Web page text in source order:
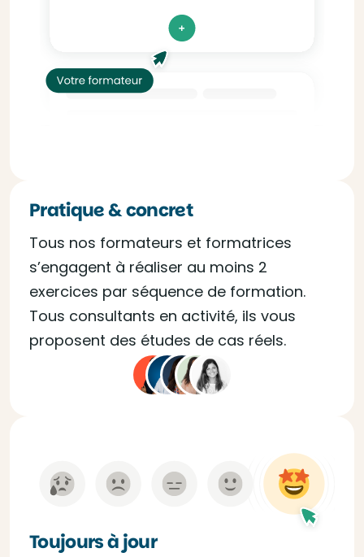
Pratique & concret
Tous nos formateurs et formatrices
s’engagent à réaliser au moins 2
exercices par séquence de formation.
Tous consultants en activité, ils vous
proposent des études de cas réels.
Toujours à jour